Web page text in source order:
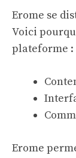
Erome se
Voici
plateforme :
Erome